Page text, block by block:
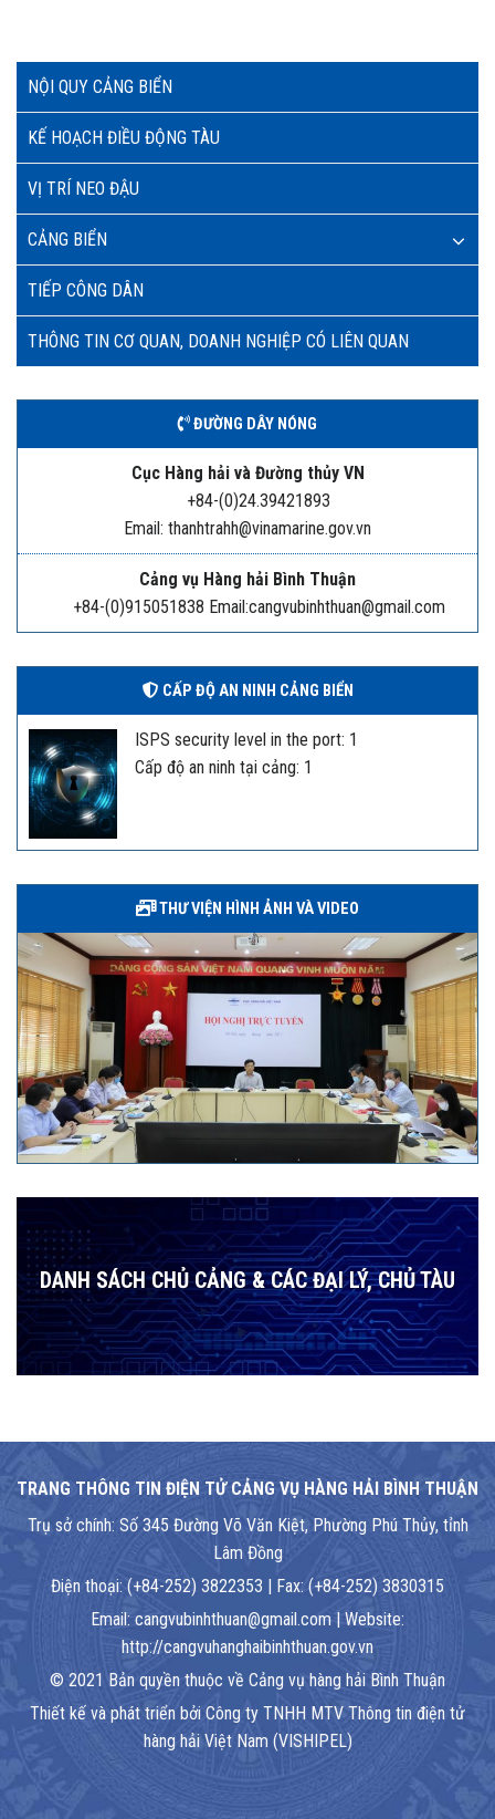
NỘI QUY CẢNG BIỂN
KẾ HOẠCH ĐIỀU ĐỘNG TÀU
VỊ TRÍ NEO ĐẬU
CẢNG BIỂN
TIẾP CÔNG DÂN
THÔNG TIN CƠ QUAN, DOANH NGHIỆP CÓ LIÊN QUAN
ĐƯỜNG DÂY NÓNG
Cục Hàng hải và Đường thủy VN
+84-(0)24.39421893
Email: thanhtrahh@vinamarine.gov.vn
Cảng vụ Hàng hải Bình Thuận
+84-(0)915051838 Email:cangvubinhthuan@gmail.com
CẤP ĐỘ AN NINH CẢNG BIỂN
ISPS security level in the port: 1
Cấp độ an ninh tại cảng: 1
THƯ VIỆN HÌNH ẢNH VÀ VIDEO
DANH SÁCH CHỦ CẢNG & CÁC ĐẠI LÝ, CHỦ TÀU
TRANG THÔNG TIN ĐIỆN TỬ CẢNG VỤ HÀNG HẢI BÌNH THUẬN
Trụ sở chính: Số 345 Đường Võ Văn Kiệt, Phường Phú Thủy, tỉnh
Lâm Đồng
Điện thoại: (+84-252) 3822353 | Fax: (+84-252) 3830315
Email: cangvubinhthuan@gmail.com | Website:
http://cangvuhanghaibinhthuan.gov.vn
© 2021 Bản quyền thuộc về Cảng vụ hàng hải Bình Thuận
Thiết kế và phát triển bởi Công ty TNHH MTV Thông tin điện tử
hàng hải Việt Nam (VISHIPEL)